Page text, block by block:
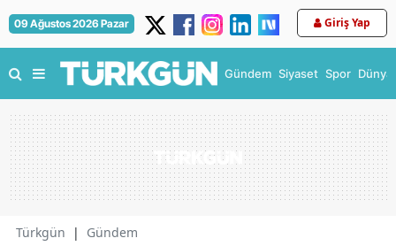
09 Ağustos 2026 Pazar Giriş Yap
Gündem Siyaset Spor Dünya
Türkgün | Gündem